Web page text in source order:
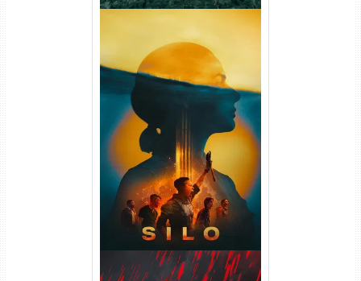
Silo 2ª Temporada (2024)
WEB-DL 1080p Dual Áudio